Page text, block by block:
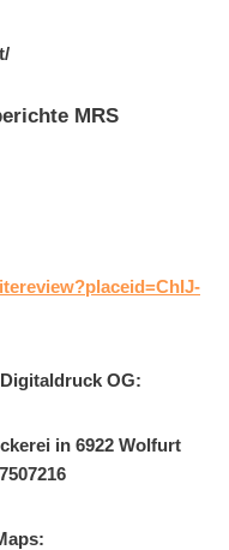
MRS
OG:
in 6922 Wolfurt